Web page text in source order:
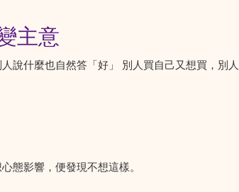
主意
說什麼也自然答「好」 別人買自己又想買，別人
態影響，便發現不想這樣。